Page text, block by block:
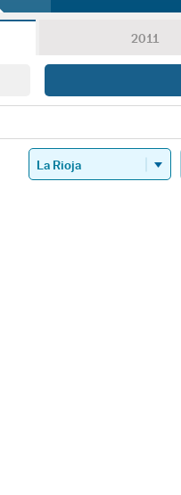
2011